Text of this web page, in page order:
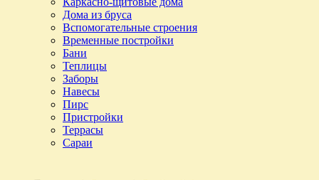
Дома из бруса
Вспомогательные строения
Временные постройки
Бани
Теплицы
Заборы
Навесы
Пирс
Пристройки
Террасы
Сараи